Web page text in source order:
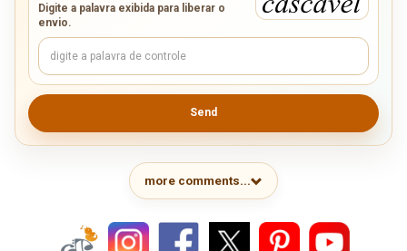
Digite a palavra exibida para liberar o
envio.
Send
more comments...